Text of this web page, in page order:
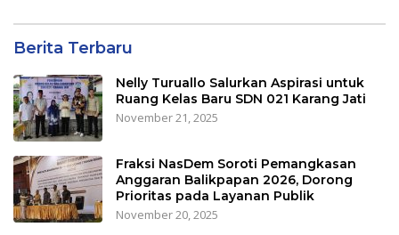
Berita Terbaru
Nelly Turuallo Salurkan Aspirasi untuk
Ruang Kelas Baru SDN 021 Karang Jati
November 21, 2025
Fraksi NasDem Soroti Pemangkasan
Anggaran Balikpapan 2026, Dorong
Prioritas pada Layanan Publik
November 20, 2025